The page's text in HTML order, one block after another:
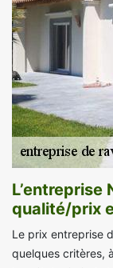
qualité/prix
Le prix entreprise
quelques critères,